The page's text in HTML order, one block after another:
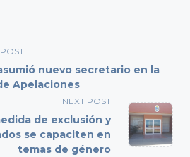
nuevo secretario en la
Apelaciones
NEXT POST
de exclusión y
se capaciten en
temas de género